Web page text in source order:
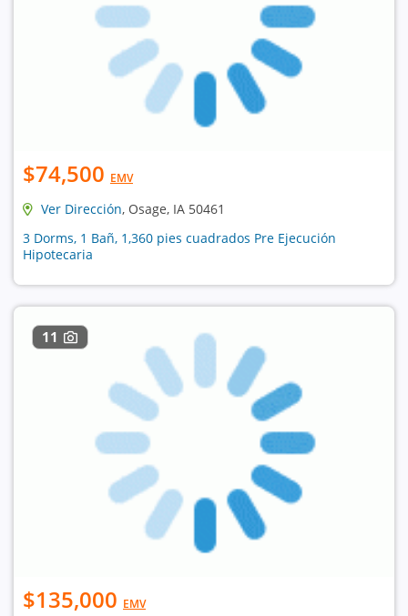
$74,500 EMV
Ver Dirección, Osage, IA 50461
3 Dorms, 1 Bañ, 1,360 pies cuadrados Pre Ejecución
Hipotecaria
11
$135,000 EMV